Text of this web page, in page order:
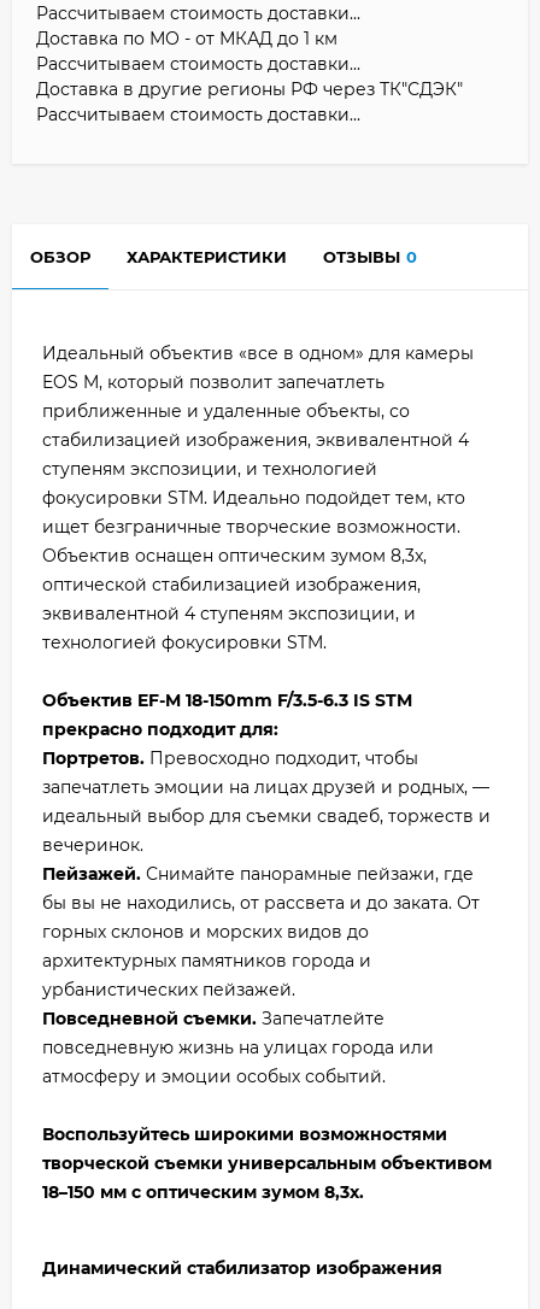
Рассчитываем стоимость доставки...
Доставка по МО - от МКАД до 1 км
Рассчитываем стоимость доставки...
Доставка в другие регионы РФ через ТК"СДЭК"
Рассчитываем стоимость доставки...
ОБЗОР ХАРАКТЕРИСТИКИ ОТЗЫВЫ 0
Идеальный объектив «все в одном» для камеры
EOS M, который позволит запечатлеть
приближенные и удаленные объекты, со
стабилизацией изображения, эквивалентной 4
ступеням экспозиции, и технологией
фокусировки STM. Идеально подойдет тем, кто
ищет безграничные творческие возможности.
Объектив оснащен оптическим зумом 8,3x,
оптической стабилизацией изображения,
эквивалентной 4 ступеням экспозиции, и
технологией фокусировки STM.
Объектив EF-M 18-150mm F/3.5-6.3 IS STM
прекрасно подходит для:
Портретов. Превосходно подходит, чтобы
запечатлеть эмоции на лицах друзей и родных, —
идеальный выбор для съемки свадеб, торжеств и
вечеринок.
Пейзажей. Снимайте панорамные пейзажи, где
бы вы не находились, от рассвета и до заката. От
горных склонов и морских видов до
архитектурных памятников города и
урбанистических пейзажей.
Повседневной съемки. Запечатлейте
повседневную жизнь на улицах города или
атмосферу и эмоции особых событий.
Воспользуйтесь широкими возможностями
творческой съемки универсальным объективом
18–150 мм с оптическим зумом 8,3x.
Динамический стабилизатор изображения